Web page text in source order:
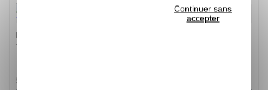
Continuer sans
accepter
Kit couteau acier et poussoir (8x8 mm) pour coupe frites
- Le kit couteau acier et poussoir
57,52 €